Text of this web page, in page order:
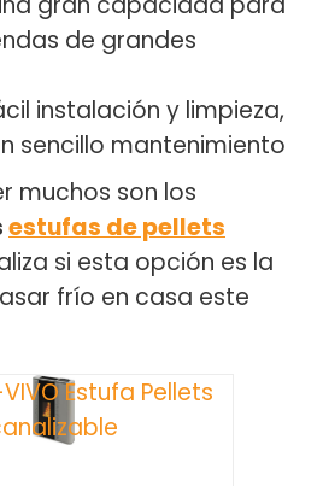
de grandes
instalación y limpieza,
sencillo mantenimiento
muchos son los
estufas de pellets
si esta opción es la
frío en casa este